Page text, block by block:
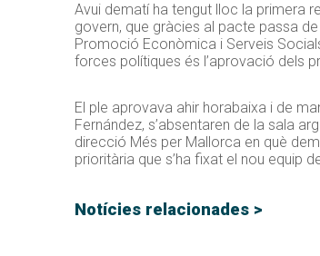
Avui dematí ha tengut lloc la primera
govern, que gràcies al pacte passa
Promoció Econòmica i Serveis
forces polítiques és l’aprovació dels
El ple aprovava ahir horabaixa i de
Fernández, s’absentaren de la sala
direcció Més per Mallorca en què
prioritària que s’ha fixat el nou equip
Notícies relacionades >